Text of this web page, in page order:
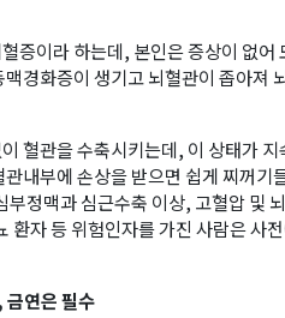
증이라 하는데, 본인은 증상이 없어
경화증이 생기고 뇌혈관이 좁아져
혈관을 수축시키는데, 이 상태가 지
내부에 손상을 받으면 쉽게 찌꺼기
정맥과 심근수축 이상, 고혈압 및
환자 등 위험인자를 가진 사람은 사
금연은 필수